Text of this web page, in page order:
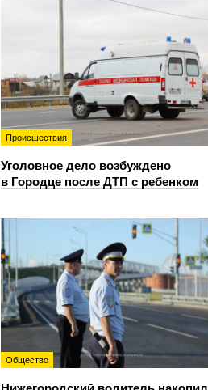
Происшествия
Уголовное дело возбуждено
в Городце после ДТП с ребенком
Общество